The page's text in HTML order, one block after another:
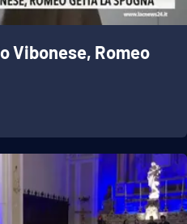
Vibonese, Romeo